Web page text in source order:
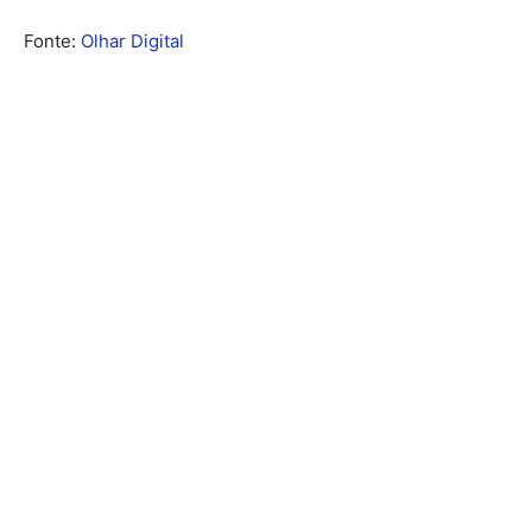
Fonte: Olhar Digital